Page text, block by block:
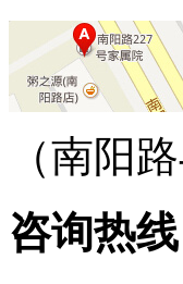
（南阳
咨询热线